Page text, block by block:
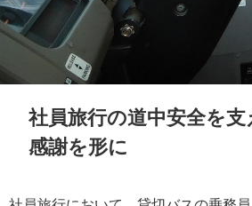
社員旅行の道中安全を
感謝を形に